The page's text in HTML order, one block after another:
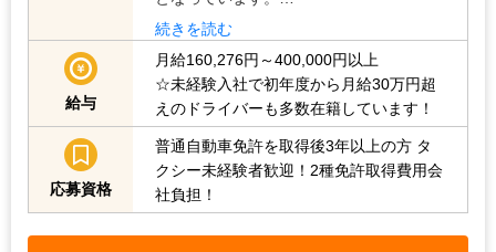
続きを読む
給与
月給160,276円～400,000円以上
☆未経験入社で初年度から月給30万円超
えのドライバーも多数在籍しています！
応募資格
普通自動車免許を取得後3年以上の方 タ
クシー未経験者歓迎！2種免許取得費用会
社負担！